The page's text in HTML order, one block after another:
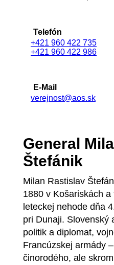
Telefón
+421 960 422 735
+421 960 422 986
E-Mail
verejnost@aos.sk
General
Štefánik
Milan Rastislav
1880 v Košariskách
leteckej nehode dňa
pri Dunaji. Slovenský
politik a diplomat,
Francúzskej armády
činorodého, ale